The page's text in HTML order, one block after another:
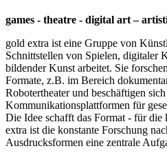
games - theatre - digital art –
gold extra ist eine Gruppe von
Schnittstellen von Spielen, digitaler
bildender Kunst arbeitet. Sie
Formate, z.B. im Bereich
Robotertheater und beschäftigen
Kommunikationsplattformen für
Die Idee schafft das Format - für
extra ist die konstante Forschung
Ausdrucksformen eine zentrale